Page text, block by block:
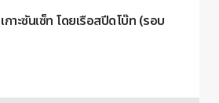
กาะซันเซ็ท โดยเรือสปีดโบ๊ท (รอบ